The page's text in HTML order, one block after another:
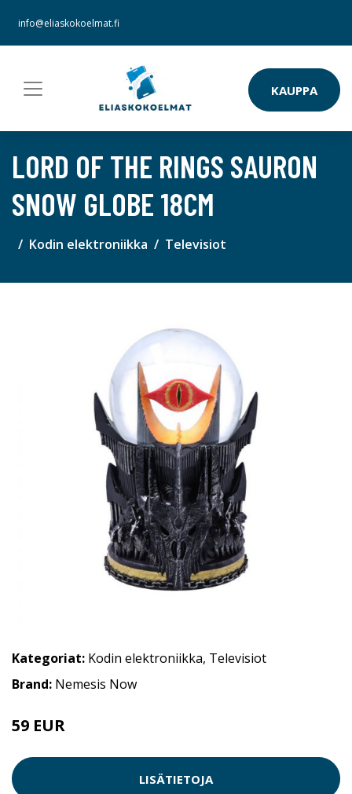
info@eliaskokoelmat.fi
KAUPPA
LORD OF THE RINGS SAURON
SNOW GLOBE 18CM
Kodin elektroniikka Televisiot
Kategoriat: Kodin elektroniikka, Televisiot
Brand: Nemesis Now
59 EUR
LISÄTIETOJA